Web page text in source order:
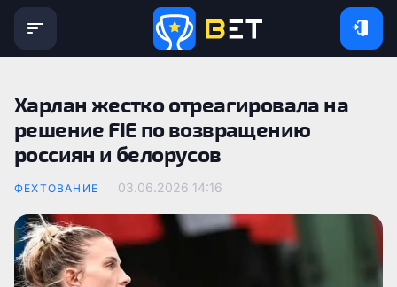
Харлан жестко отреагировала на
решение FIE по возвращению
россиян и белорусов
ФЕХТОВАНИЕ 03.06.2026 14:16